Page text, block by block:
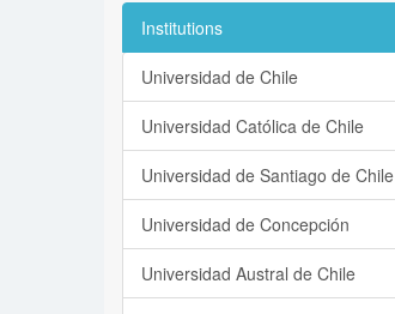
Institutions
Universidad de Chile
Universidad Católica de Chile
Universidad de Santiago de Chile
Universidad de Concepción
Universidad Austral de Chile